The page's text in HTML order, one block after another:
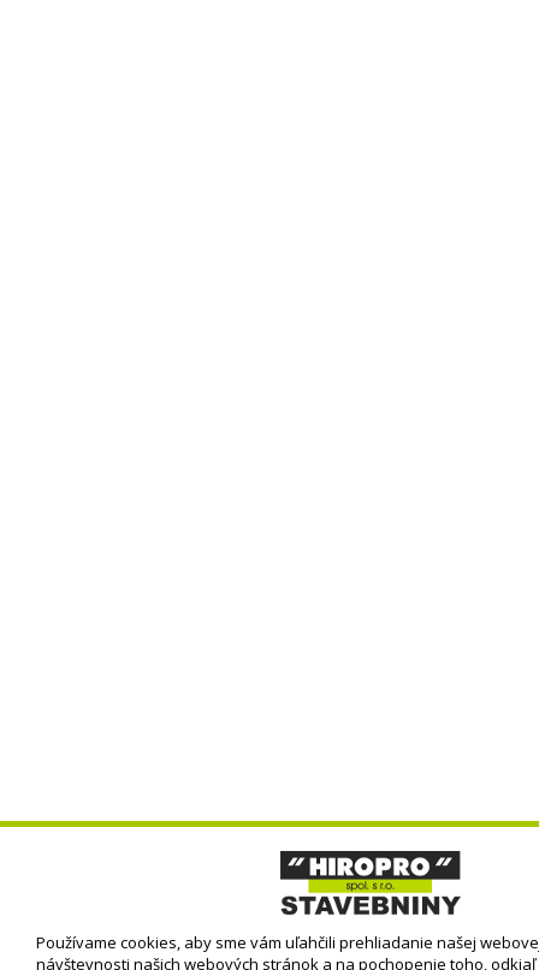
Používame cookies, aby sme vám uľahčili prehliadanie našej
návštevnosti našich webových stránok a na pochopenie toho,